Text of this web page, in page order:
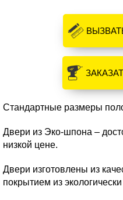
Стандартные размеры
Двери из Эко-шпона –
низкой цене.
Двери изготовлены из
покрытием из